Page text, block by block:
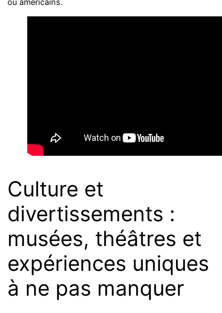
Culture et
divertissements :
musées, théâtres et
expériences uniques
à ne pas manquer